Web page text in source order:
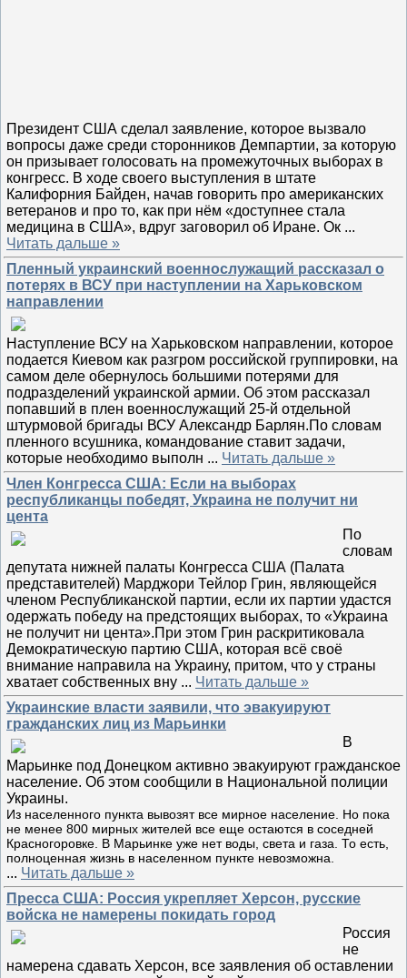
Президент США сделал заявление, которое вызвало
вопросы даже среди сторонников Демпартии, за которую
он призывает голосовать на промежуточных выборах в
конгресс. В ходе своего выступления в штате
Калифорния Байден, начав говорить про американских
ветеранов и про то, как при нём «доступнее стала
медицина в США», вдруг заговорил об Иране. Ок ...
Читать дальше »
Пленный украинский военнослужащий рассказал о
потерях в ВСУ при наступлении на Харьковском
направлении
Наступление ВСУ на Харьковском направлении, которое
подается Киевом как разгром российской группировки, на
самом деле обернулось большими потерями для
подразделений украинской армии. Об этом рассказал
попавший в плен военнослужащий 25-й отдельной
штурмовой бригады ВСУ Александр Барлян.По словам
пленного всушника, командование ставит задачи,
которые необходимо выполн ... Читать дальше »
Член Конгресса США: Если на выборах
республиканцы победят, Украина не получит ни
цента
По
словам
депутата нижней палаты Конгресса США (Палата
представителей) Марджори Тейлор Грин, являющейся
членом Республиканской партии, если их партии удастся
одержать победу на предстоящих выборах, то «Украина
не получит ни цента».При этом Грин раскритиковала
Демократическую партию США, которая всё своё
внимание направила на Украину, притом, что у страны
хватает собственных вну ... Читать дальше »
Украинские власти заявили, что эвакуируют
гражданских лиц из Марьинки
В
Марьинке под Донецком активно эвакуируют гражданское
население. Об этом сообщили в Национальной полиции
Украины.
Из населенного пункта вывозят все мирное население. Но пока
не менее 800 мирных жителей все еще остаются в соседней
Красногоровке. В Марьинке уже нет воды, света и газа. То есть,
полноценная жизнь в населенном пункте невозможна.
... Читать дальше »
Пресса США: Россия укрепляет Херсон, русские
войска не намерены покидать город
Россия
не
намерена сдавать Херсон, все заявления об оставлении